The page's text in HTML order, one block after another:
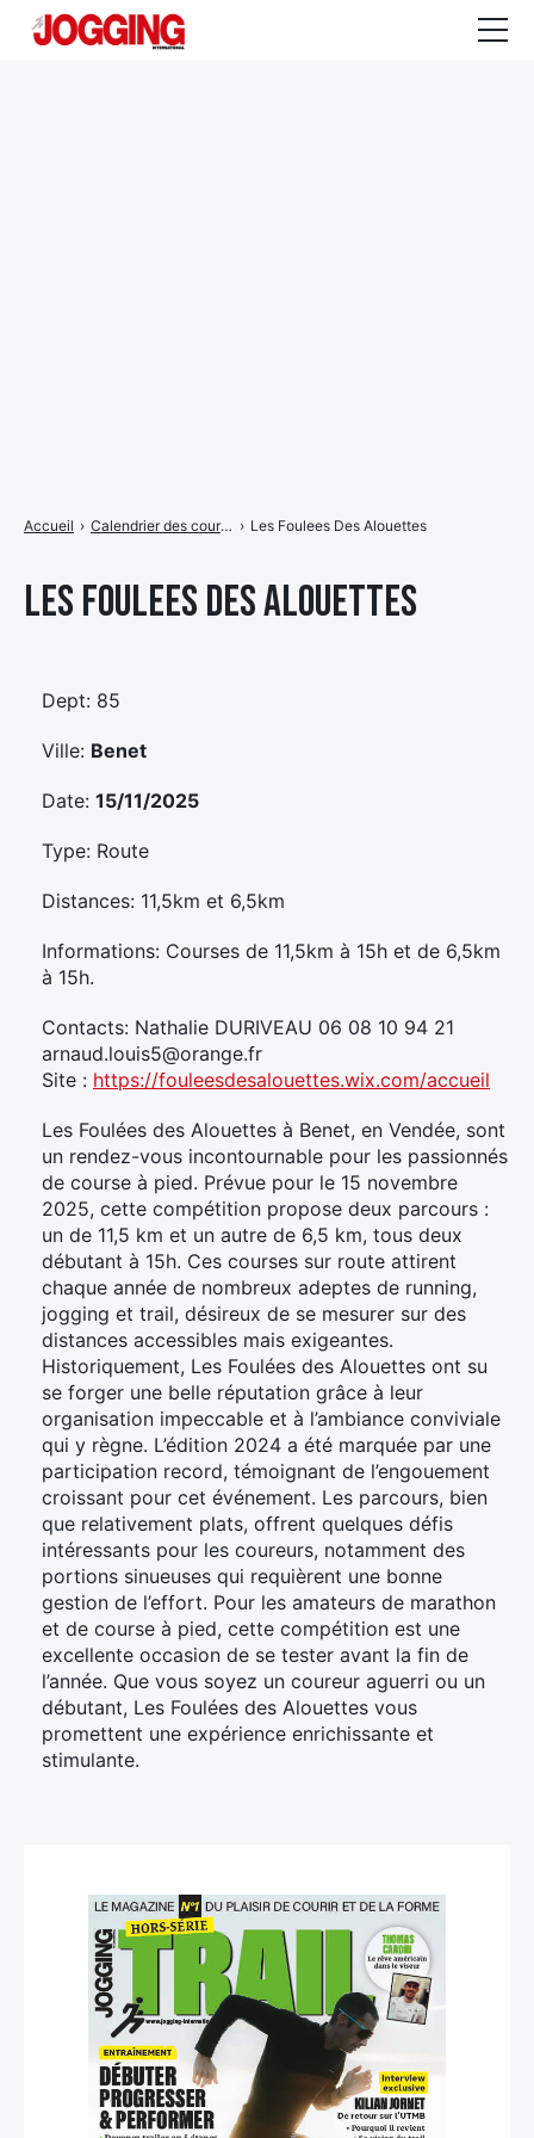
Les Foulees Des Alouettes
Accueil › Calendrier des courses › Les Foulees Des Alouettes
Dept: 85
Ville: Benet
Date: 15/11/2025
Type: Route
Distances: 11,5km et 6,5km
Informations: Courses de 11,5km à 15h et de 6,5km
à 15h.
Contacts: Nathalie DURIVEAU 06 08 10 94 21
arnaud.louis5@orange.fr
Site : https://fouleesdesalouettes.wix.com/accueil
Les Foulées des Alouettes à Benet, en Vendée, sont
un rendez-vous incontournable pour les passionnés
de course à pied. Prévue pour le 15 novembre
2025, cette compétition propose deux parcours :
un de 11,5 km et un autre de 6,5 km, tous deux
débutant à 15h. Ces courses sur route attirent
chaque année de nombreux adeptes de running,
jogging et trail, désireux de se mesurer sur des
distances accessibles mais exigeantes.
Historiquement, Les Foulées des Alouettes ont su
se forger une belle réputation grâce à leur
organisation impeccable et à l’ambiance conviviale
qui y règne. L’édition 2024 a été marquée par une
participation record, témoignant de l’engouement
croissant pour cet événement. Les parcours, bien
que relativement plats, offrent quelques défis
intéressants pour les coureurs, notamment des
portions sinueuses qui requièrent une bonne
gestion de l’effort. Pour les amateurs de marathon
et de course à pied, cette compétition est une
excellente occasion de se tester avant la fin de
l’année. Que vous soyez un coureur aguerri ou un
débutant, Les Foulées des Alouettes vous
promettent une expérience enrichissante et
stimulante.
de
ÉlémentÉlément